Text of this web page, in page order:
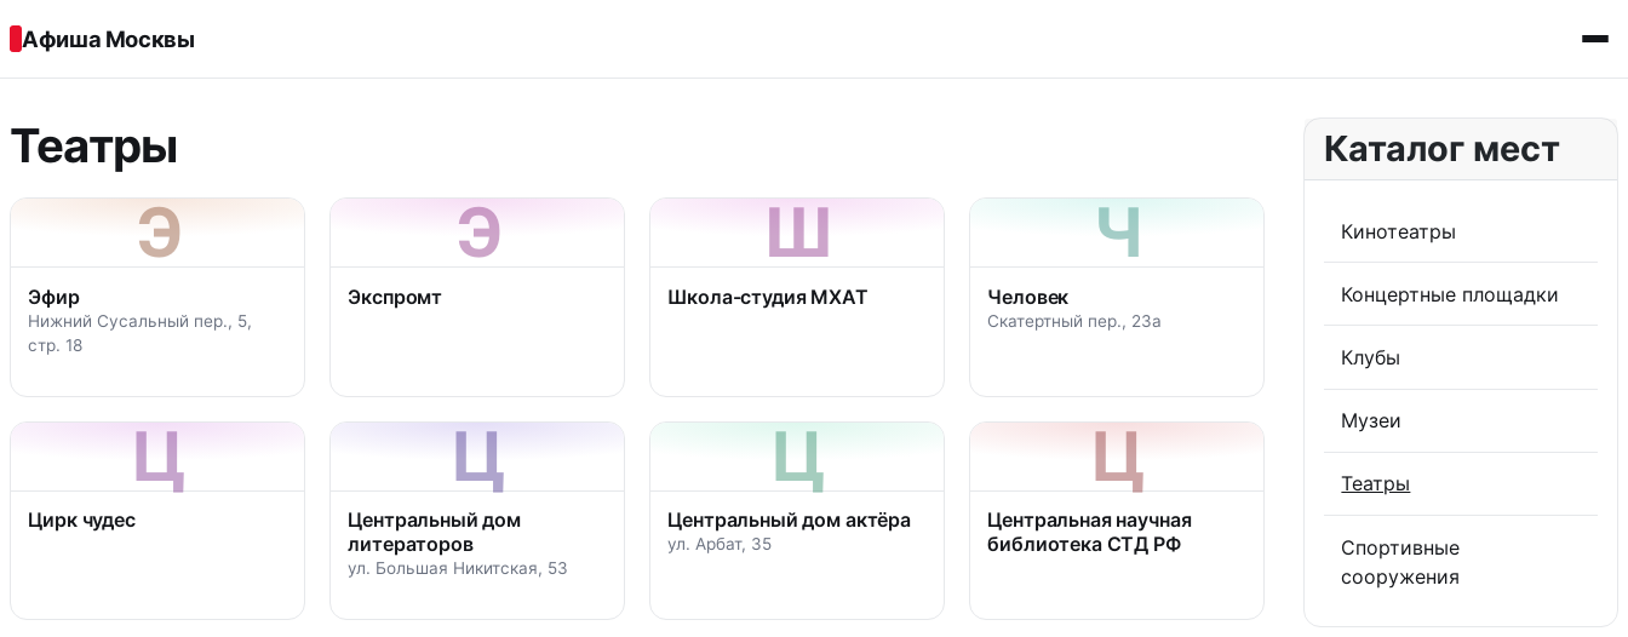
Афиша Москвы
Театры
Э
Эфир
Нижний Сусальный пер., 5,
стр. 18
Э
Экспромт
Ш
Школа-студия МХАТ
Ч
Человек
Скатертный пер., 23а
Ц
Цирк чудес
Ц
Центральный дом
литераторов
ул. Большая Никитская, 53
Ц
Центральный дом актёра
ул. Арбат, 35
Ц
Центральная научная
библиотека СТД РФ
Каталог мест
Кинотеатры
Концертные площадки
Клубы
Музеи
Театры
Спортивные
сооружения